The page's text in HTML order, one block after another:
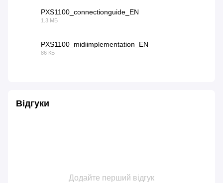
PXS1100_connectionguide_EN
1.3 МБ
PXS1100_midiimplementation_EN
86 КБ
Відгуки
Додайте перший відгук